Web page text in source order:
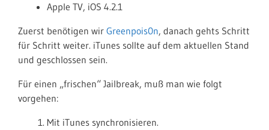
Apple TV, iOS 4.2.1
Zuerst benötigen wir Greenpois0n, danach gehts Schritt
für Schritt weiter. iTunes sollte auf dem aktuellen Stand
und geschlossen sein.
Für einen „frischen“ Jailbreak, muß man wie folgt
vorgehen:
Mit iTunes synchronisieren.